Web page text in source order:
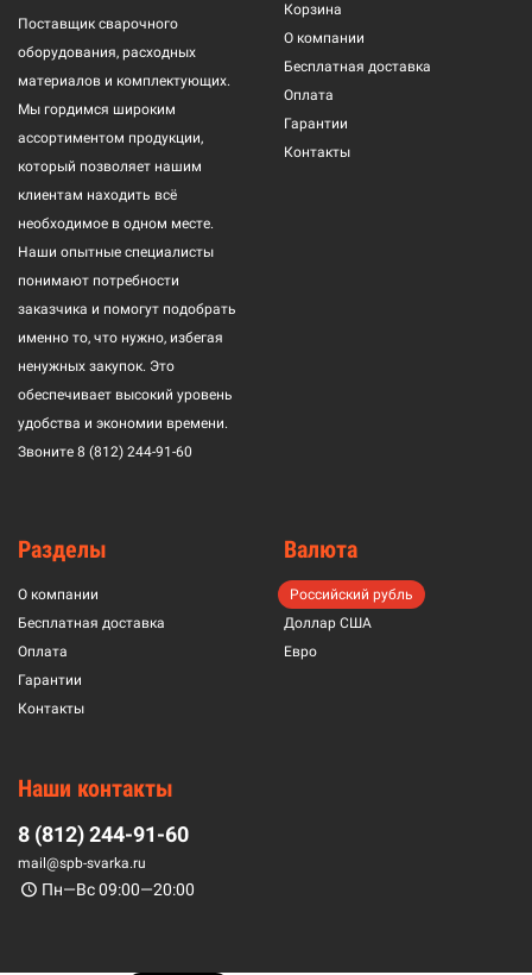
Поставщик сварочного
оборудования, расходных
материалов и комплектующих.
Мы гордимся широким
ассортиментом продукции,
который позволяет нашим
клиентам находить всё
необходимое в одном месте.
Наши опытные специалисты
понимают потребности
заказчика и помогут подобрать
именно то, что нужно, избегая
ненужных закупок. Это
обеспечивает высокий уровень
удобства и экономии времени.
Звоните 8 (812) 244-91-60
Корзина
О компании
Бесплатная доставка
Оплата
Гарантии
Контакты
Разделы
О компании
Бесплатная доставка
Оплата
Гарантии
Контакты
Валюта
Российский рубль
Доллар США
Евро
Наши контакты
8 (812) 244-91-60
mail@spb-svarka.ru
Пн—Вс 09:00—20:00